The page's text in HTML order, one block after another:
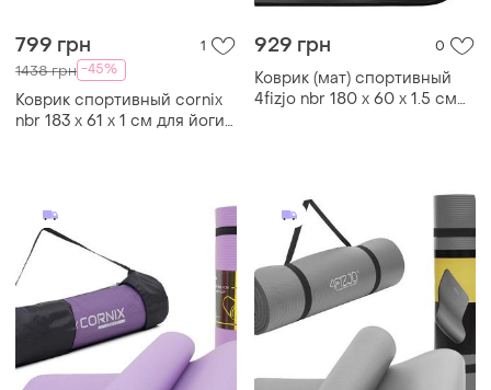
799 грн 1
1438 грн -45%
Коврик спортивный cornix
nbr 183 x 61 x 1 cм для йоги
929 грн 0
Коврик (мат) спортивный
4fizjo nbr 180 x 60 x 1.5 см